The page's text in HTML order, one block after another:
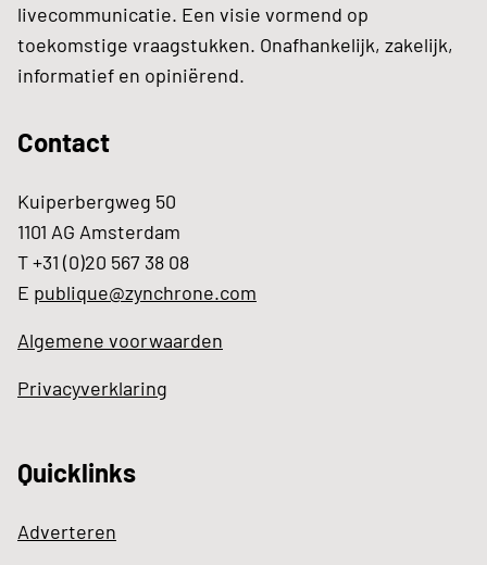
livecommunicatie. Een visie vormend op
toekomstige vraagstukken. Onafhankelijk, zakelijk,
informatief en opiniërend.
Contact
Kuiperbergweg 50
1101 AG Amsterdam
T +31 (0)20 567 38 08
E publique@zynchrone.com
Algemene voorwaarden
Privacyverklaring
Quicklinks
Adverteren